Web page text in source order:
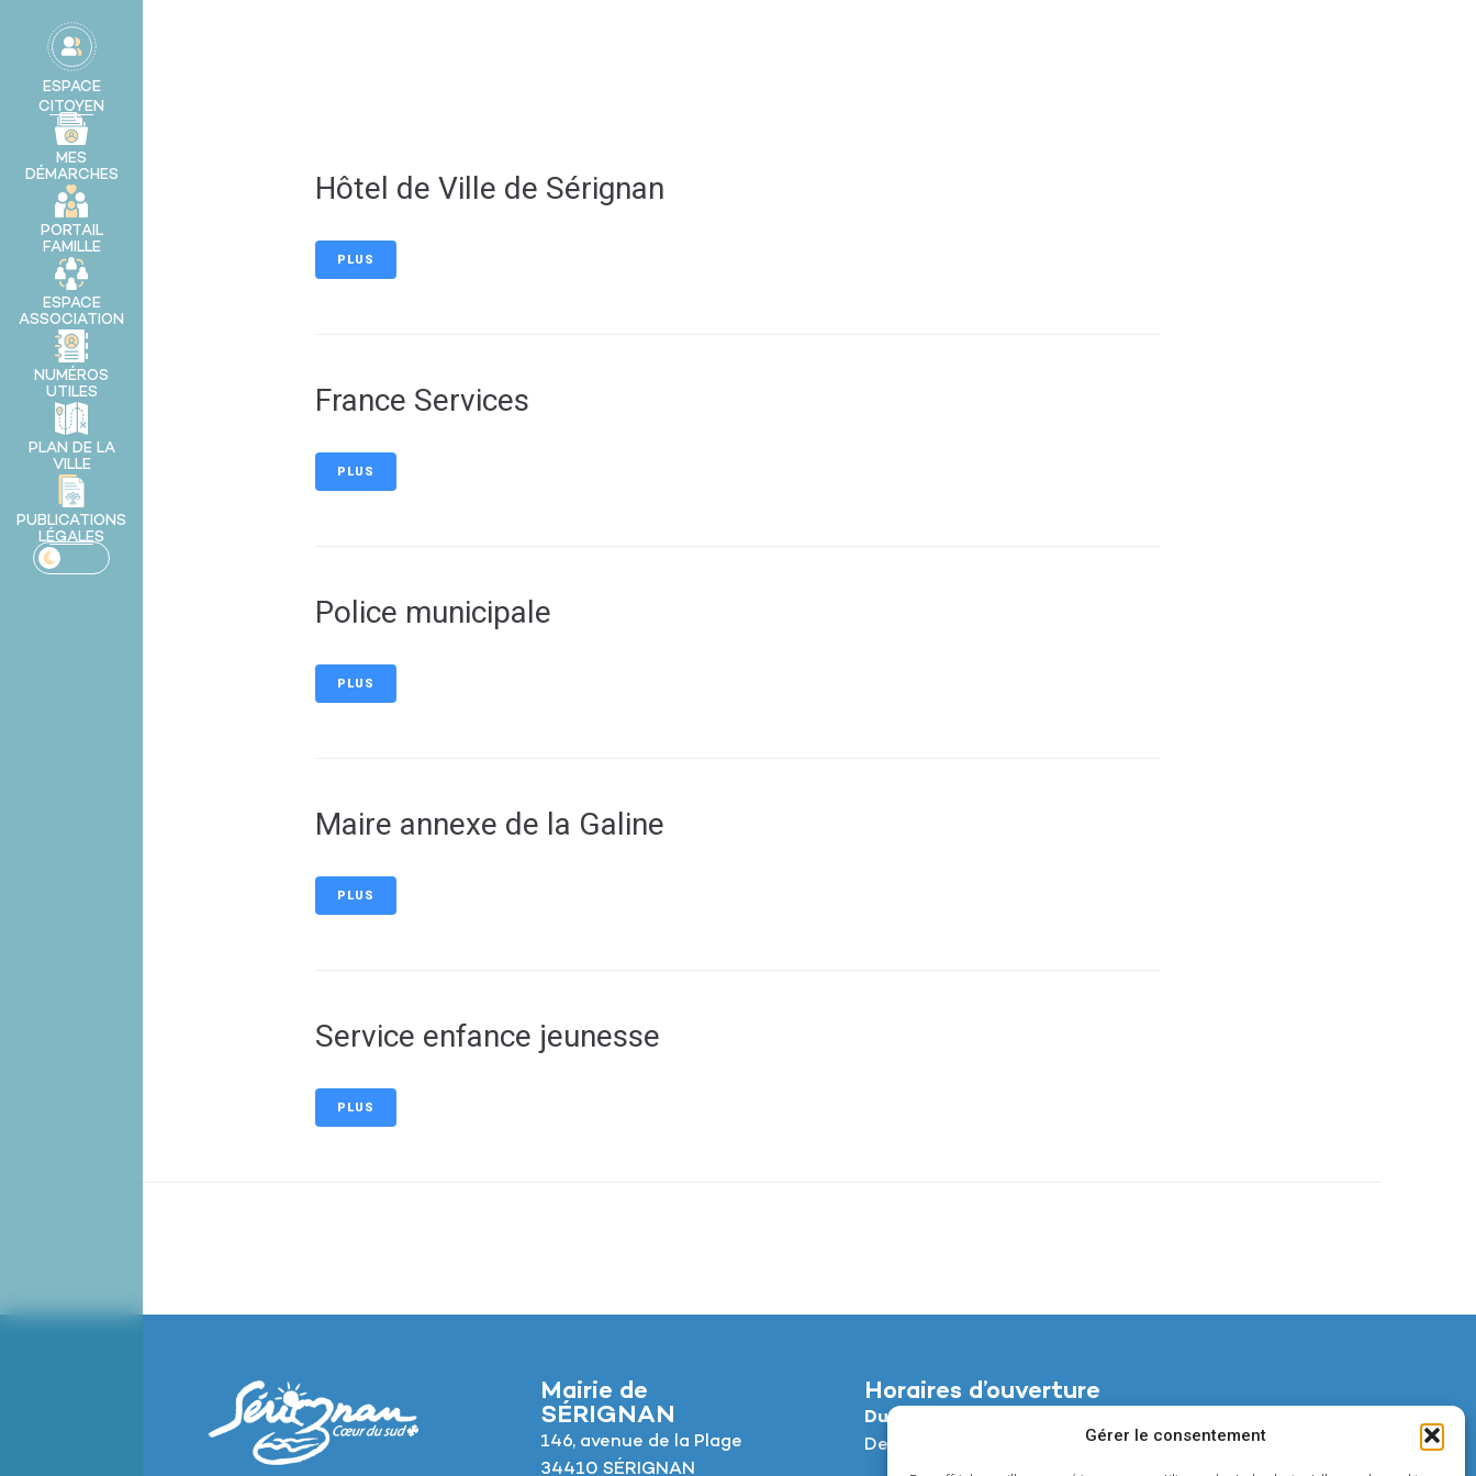
Gérer le consentement
principal
ESPACE
CITOYEN
MES
DÉMARCHES
PORTAIL
FAMILLE
ESPACE
ASSOCIATION
NUMÉROS
UTILES
PLAN DE LA
VILLE
PUBLICATIONS
LÉGALES
Hôtel de Ville de Sérignan
PLUS
France Services
PLUS
Police municipale
PLUS
Maire annexe de la Galine
PLUS
Service enfance jeunesse
PLUS
Mairie de
SÉRIGNAN
146, avenue de la Plage
34410 SÉRIGNAN
Horaires d’ouverture
Du lundi au jeudi :
De 8h à 12h et de 14h à 18h